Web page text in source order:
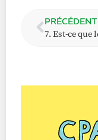
PRÉCÉDENT